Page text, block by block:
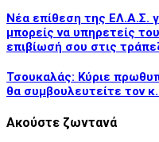
Νέα επίθεση της ΕΛ.Α.Σ.
μπορείς να υπηρετείς
επιβίωσή σου στις
Τσουκαλάς: Κύριε
θα συμβουλευτείτε τον
Ακούστε ζωντανά